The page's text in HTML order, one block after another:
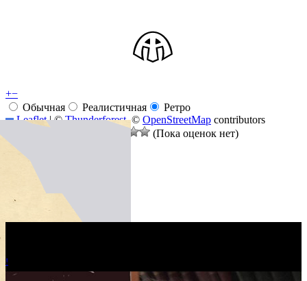
+−
Обычная
Реалистичная
Ретро
Leaflet |©Thunderforest, © OpenStreetMap contributors
(Пока оценок нет)
!